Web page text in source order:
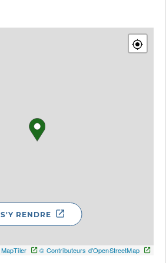
© Contributeurs d'OpenStreetMap
S'Y RENDRE